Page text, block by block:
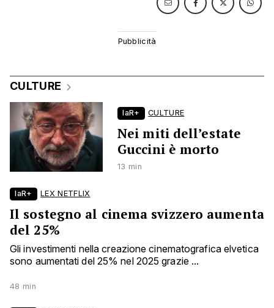
CULTURE
laR+ CULTURE
Nei miti dell’estate
Guccini è morto
13 min
laR+ LEX NETFLIX
Il sostegno al cinema svizzero aumenta
del 25%
Gli investimenti nella creazione cinematografica elvetica
sono aumentati del 25% nel 2025 grazie ...
48 min